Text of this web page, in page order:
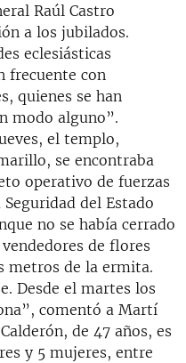
Raúl Castro
a los jubilados.
eclesiásticas
frecuente con
quienes se han
modo alguno”.
el templo,
se encontraba
operativo de fuerzas
del Estado
no se había cerrado
de flores
metros de la ermita.
Desde el martes los
comentó a Martí
de 47 años, es
y 5 mujeres, entre